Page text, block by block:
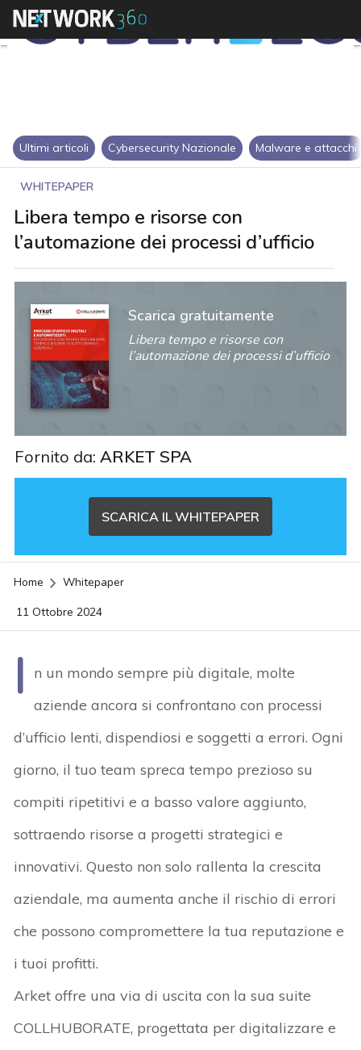
Ultimi articoli Cybersecurity Nazionale Malware e attacchi
WHITEPAPER
Libera tempo e risorse con
l’automazione dei processi d’ufficio
Scarica gratuitamente
Libera tempo e risorse con
l’automazione dei processi d’ufficio
Fornito da:ARKET SPA
SCARICA IL WHITEPAPER
Home Whitepaper
11 Ottobre 2024
I
n un mondo sempre più digitale, molte
aziende ancora si confrontano con processi
d’ufficio lenti, dispendiosi e soggetti a errori. Ogni
giorno, il tuo team spreca tempo prezioso su
compiti ripetitivi e a basso valore aggiunto,
sottraendo risorse a progetti strategici e
innovativi. Questo non solo rallenta la crescita
aziendale, ma aumenta anche il rischio di errori
che possono compromettere la tua reputazione e
i tuoi profitti.
Arket offre una via di uscita con la sua suite
COLLHUBORATE, progettata per digitalizzare e